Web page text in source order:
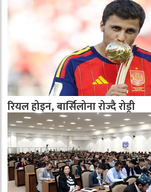
रियल होइन, बार्सिलोना रोज्दै रोड्री